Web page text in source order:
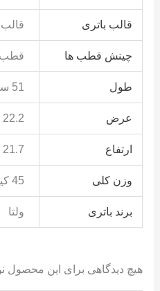
قالب باتری قالب TRUCK
چینش قطب ها قطب
طول 51 سانتیمتر
عرض 22.2 سانتیمتر
ارتفاع 21.7 سانتیمتر
وزن کلی 45 کیلوگرم
برند باتری ولتا
هیچ دیدگاهی برای این محصول